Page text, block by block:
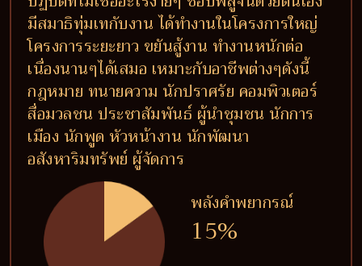
มีสมาธิทุ่มเทกับงาน ได้ทำงานในโครงการใหญ่
โครงการระยะยาว ขยันสู้งาน ทำงานหนักต่อ
เนื่องนานๆได้เสมอ เหมาะกับอาชีพต่างๆดังนี้
กฎหมาย ทนายความ นักปราศรัย คอมพิวเตอร์
สื่อมวลชน ประชาสัมพันธ์ ผู้นำชุมชน นักการ
เมือง นักพูด หัวหน้างาน นักพัฒนา
อสังหาริมทรัพย์ ผู้จัดการ
พลังคำพยากรณ์
15%